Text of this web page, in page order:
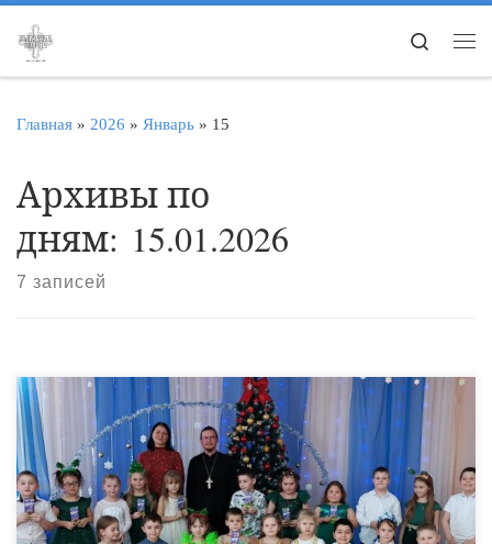
Перейти к содержимому
Search
Главная » 2026 » Январь » 15
Архивы по
дням: 15.01.2026
7 записей
15 января в детском саду «Радуга» города Жердевки
состоялся Рождественский праздник. Гостем мероприятия
стал благочинный Жердевского благочиния священник
Иоанн Минаев. Дошкольники вместе с педагогами
подготовили праздничную программу, где пели, танцевали,